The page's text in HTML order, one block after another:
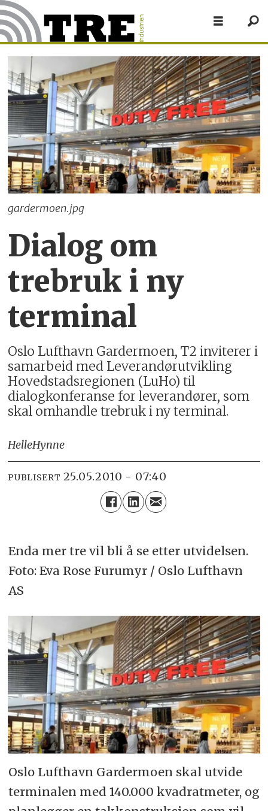
gardermoen.jpg
Dialog om
trebruk i ny
terminal
Oslo Lufthavn Gardermoen, T2 inviterer i
samarbeid med Leverandørutvikling
Hovedstadsregionen (LuHo) til
dialogkonferanse for leverandører, som
skal omhandle trebruk i ny terminal.
HelleHynne
PUBLISERT 25.05.2010 - 07:40
Enda mer tre vil bli å se etter utvidelsen.
Foto: Eva Rose Furumyr / Oslo Lufthavn
AS
Oslo Lufthavn Gardermoen skal utvide
terminalen med 140.000 kvadratmeter, og